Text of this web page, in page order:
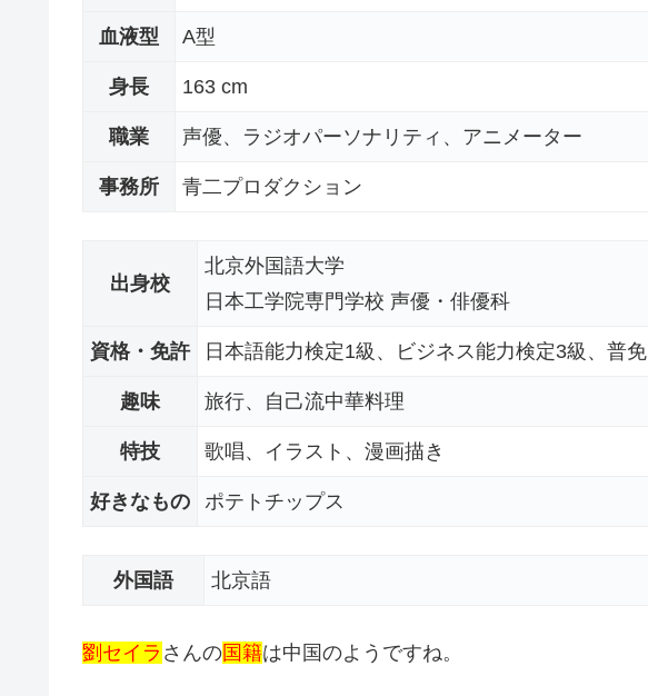
血液型 A型
身長 163 cm
職業 声優、ラジオパーソナリティ、アニメーター
事務所 青二プロダクション
出身校
北京外国語大学
日本工学院専門学校 声優・俳優科
資格・免許 日本語能力検定1級、ビジネス能力検定3級、普免
趣味 旅行、自己流中華料理
特技 歌唱、イラスト、漫画描き
好きなもの ポテトチップス
外国語 北京語
劉セイラ さんの国籍は中国のようですね。